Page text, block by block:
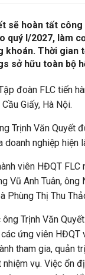
sẽ hoàn tất
quý I/2027, làm
Thời gian
sở hữu toàn bộ
đoàn FLC tiến
Giấy, Hà Nội.
Trịnh Văn Quyết
nghiệp hiện
viên HĐQT
Vũ Anh Tuân, ông
Phùng Thị Thu
Trịnh Văn
ứng viên HĐQT
tham gia, quản
vụ. Việc ổn